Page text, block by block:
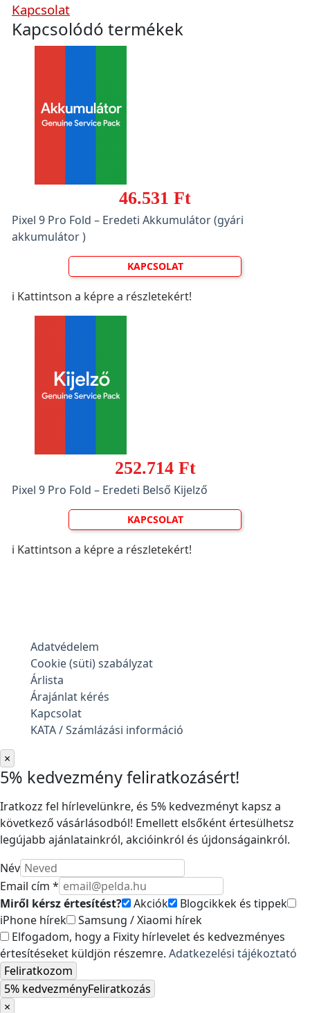
Kapcsolat
Kapcsolódó termékek
46.531 Ft
Pixel 9 Pro Fold – Eredeti Akkumulátor (gyári
akkumulátor )
KAPCSOLAT
ℹ️ Kattintson a képre a részletekért!
252.714 Ft
Pixel 9 Pro Fold – Eredeti Belső Kijelző
KAPCSOLAT
ℹ️ Kattintson a képre a részletekért!
Adatvédelem
Cookie (süti) szabályzat
Árlista
Árajánlat kérés
Kapcsolat
KATA / Számlázási információ
×
5% kedvezmény feliratkozásért!
Iratkozz fel hírlevelünkre, és 5% kedvezményt kapsz a
következő vásárlásodból! Emellett elsőként értesülhetsz
legújabb ajánlatainkról, akcióinkról és újdonságainkról.
Név
Email cím *
Miről kérsz értesítést?
Akciók
Blogcikkek és tippek
iPhone hírek
Samsung / Xiaomi hírek
Elfogadom, hogy a Fixity hírlevelet és kedvezményes
értesítéseket küldjön részemre. Adatkezelési tájékoztató
Feliratkozom
5% kedvezményFeliratkozás
×